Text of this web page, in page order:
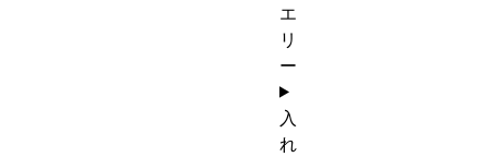
エ
リ
ー
入
れ